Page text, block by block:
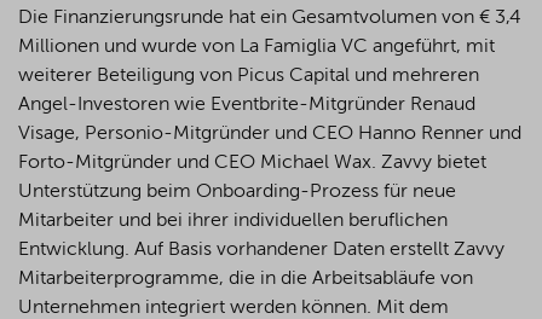
Die Finanzierungsrunde hat ein Gesamtvolumen von € 3,4
Millionen und wurde von La Famiglia VC angeführt, mit
weiterer Beteiligung von Picus Capital und mehreren
Angel-Investoren wie Eventbrite-Mitgründer Renaud
Visage, Personio-Mitgründer und CEO Hanno Renner und
Forto-Mitgründer und CEO Michael Wax. Zavvy bietet
Unterstützung beim Onboarding-Prozess für neue
Mitarbeiter und bei ihrer individuellen beruflichen
Entwicklung. Auf Basis vorhandener Daten erstellt Zavvy
Mitarbeiterprogramme, die in die Arbeitsabläufe von
Unternehmen integriert werden können. Mit dem